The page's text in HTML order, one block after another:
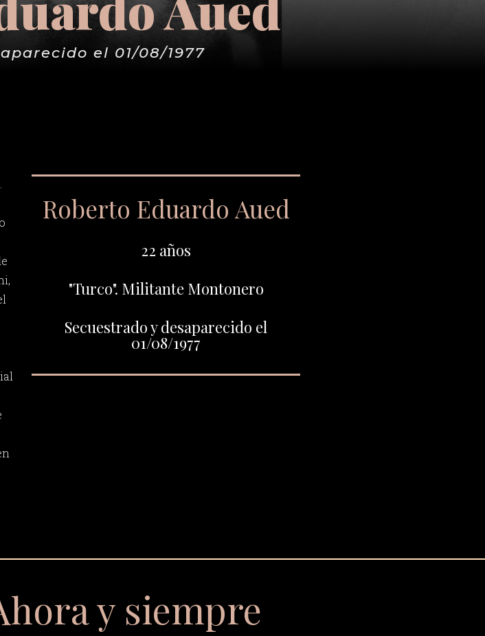
el 01/08/1977
Roberto Eduardo Aued
22 años
"Turco". Militante Montonero
Secuestrado y desaparecido el
01/08/1977
y siempre